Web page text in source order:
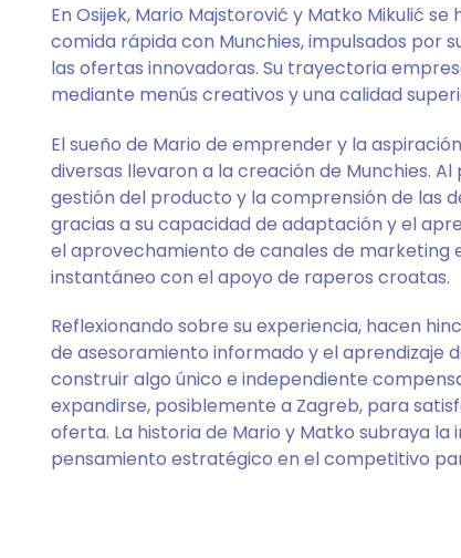
En Osijek, Mario Majstorović y Matko Mikulić
comida rápida con Munchies, impulsados por
las ofertas innovadoras. Su trayectoria
mediante menús creativos y una calidad
El sueño de Mario de emprender y la
diversas llevaron a la creación de Munchies.
gestión del producto y la comprensión de las
gracias a su capacidad de adaptación y el
el aprovechamiento de canales de marketing
instantáneo con el apoyo de raperos croatas.
Reflexionando sobre su experiencia, hacen
de asesoramiento informado y el aprendizaje
construir algo único e independiente
expandirse, posiblemente a Zagreb, para
oferta. La historia de Mario y Matko subraya
pensamiento estratégico en el competitivo